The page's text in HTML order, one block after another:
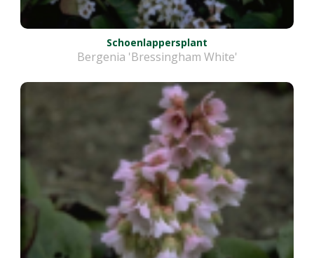
Schoenlappersplant
Bergenia 'Bressingham White'